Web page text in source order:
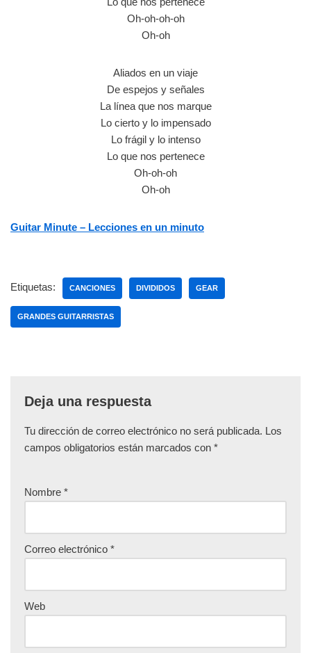
Oh-oh-oh-oh
Oh-oh
Aliados en un viaje
De espejos y señales
La línea que nos marque
Lo cierto y lo impensado
Lo frágil y lo intenso
Lo que nos pertenece
Oh-oh-oh
Oh-oh
Guitar Minute – Lecciones en un minuto
Etiquetas: CANCIONES DIVIDIDOS GEAR
GRANDES GUITARRISTAS
Deja una respuesta
Tu dirección de correo electrónico no será publicada. Los
campos obligatorios están marcados con *
Nombre *
Correo electrónico *
Web